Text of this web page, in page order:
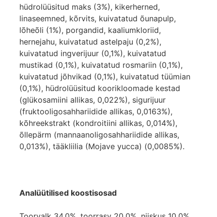
hüdrolüüsitud maks (3%), kikerherned,
linaseemned, kõrvits, kuivatatud õunapulp,
lõheõli (1%), porgandid, kaaliumkloriid,
hernejahu, kuivatatud astelpaju (0,2%),
kuivatatud ingverijuur (0,1%), kuivatatud
mustikad (0,1%), kuivatatud rosmariin (0,1%),
kuivatatud jõhvikad (0,1%), kuivatatud tüümian
(0,1%), hüdrolüüsitud koorikloomade kestad
(glükosamiini allikas, 0,022%), sigurijuur
(fruktooligosahhariidide allikas, 0,0163%),
kõhreekstrakt (kondroitiini allikas, 0,014%),
õllepärm (mannaanoligosahhariidide allikas,
0,013%), tääkliilia (Mojave yucca) (0,0085%).
Analüütilised koostisosad